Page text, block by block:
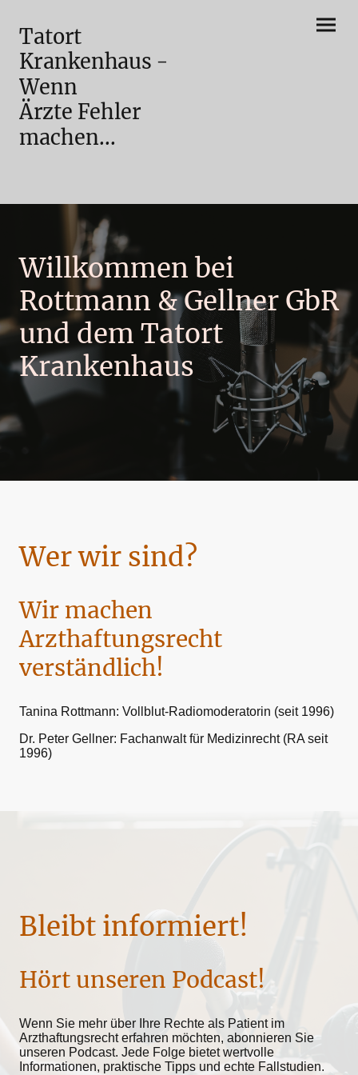
Tatort
Krankenhaus -
Wenn
Ärzte Fehler
machen...
Willkommen bei
Rottmann & Gellner GbR
und dem Tatort
Krankenhaus
Wer wir sind?
Wir machen
Arzthaftungsrecht
verständlich!
Tanina Rottmann: Vollblut-Radiomoderatorin (seit 1996)
Dr. Peter Gellner: Fachanwalt für Medizinrecht (RA seit
1996)
Bleibt informiert!
Hört unseren Podcast!
Wenn Sie mehr über Ihre Rechte als Patient im
Arzthaftungsrecht erfahren möchten, abonnieren Sie
unseren Podcast. Jede Folge bietet wertvolle
Informationen, praktische Tipps und echte Fallstudien.